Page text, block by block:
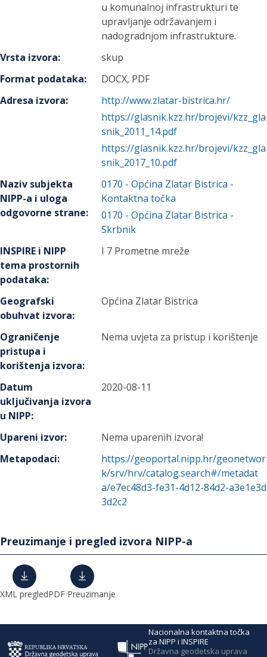
u komunalnoj infrastrukturi te
upravljanje održavanjem i
nadogradnjom infrastrukture.
Vrsta izvora:
skup
Format podataka:
DOCX, PDF
Adresa izvora:
http://www.zlatar-bistrica.hr/
https://glasnik.kzz.hr/brojevi/kzz_gla
snik_2011_14.pdf
https://glasnik.kzz.hr/brojevi/kzz_gla
snik_2017_10.pdf
Naziv subjekta
NIPP-a i uloga
odgovorne strane:
0170 -Općina Zlatar Bistrica -
Kontaktna točka
0170 -Općina Zlatar Bistrica -
Skrbnik
INSPIRE i NIPP
tema prostornih
podataka:
I 7 Prometne mreže
Geografski
obuhvat izvora:
Općina Zlatar Bistrica
Ograničenje
pristupa i
korištenja izvora:
Nema uvjeta za pristup i korištenje
Datum
uključivanja izvora
u NIPP:
2020-08-11
Upareni izvor:
Nema uparenih izvora!
Metapodaci:
https://geoportal.nipp.hr/geonetwor
k/srv/hrv/catalog.search#/metadat
a/e7ec48d3-fe31-4d12-84d2-a3e1e3d
3d2c2
Preuzimanje i pregled izvora NIPP-a
XML pregledPDF Preuzimanje
Nacionalna kontaktna točka
za NIPP i INSPIRE
Državna geodetska uprava